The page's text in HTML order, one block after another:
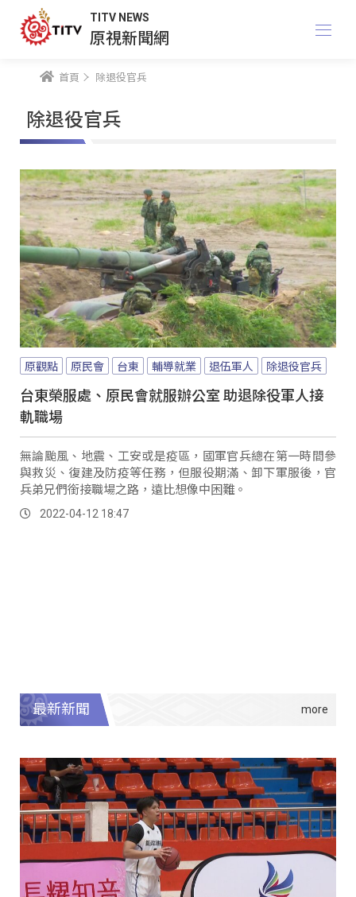
TITV NEWS
原視新聞網
首頁 除退役官兵
除退役官兵
原觀點 原民會 台東 輔導就業 退伍軍人 除退役官兵
台東榮服處、原民會就服辦公室 助退除役軍人接
軌職場
無論颱風、地震、工安或是疫區，國軍官兵總在第一時間參
與救災、復建及防疫等任務，但服役期滿、卸下軍服後，官
兵弟兄們銜接職場之路，遠比想像中困難。
2022-04-12 18:47
最新新聞